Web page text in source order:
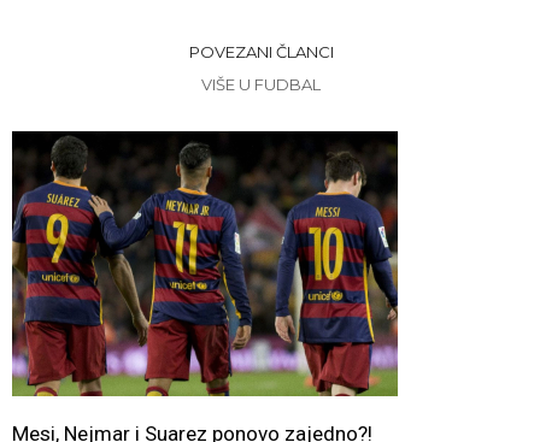
POVEZANI ČLANCI
VIŠE U FUDBAL
Mesi, Nejmar i Suarez ponovo zajedno?!